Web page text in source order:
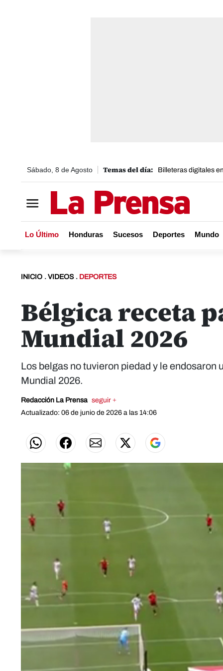
Sábado, 8 de Agosto Billeteras digitales
Lo Último Honduras Sucesos Deportes Mundo
INICIO . VIDEOS . DEPORTES
Bélgica receta
Mundial 2026
Los belgas no tuvieron piedad y le endosaron
Mundial 2026.
Redacción La Prensa seguir +
Actualizado: 06 de junio de 2026 a las 14:06